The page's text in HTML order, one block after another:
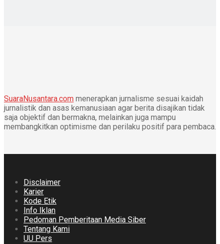
SuaraNusantara.com menerapkan jurnalisme sesuai kaidah
jurnalistik dan asas kemanusiaan agar berita disajikan tidak
saja objektif dan bermakna, melainkan juga mampu
membangkitkan optimisme dan perilaku positif para pembaca.
Disclaimer
Karier
Kode Etik
Info Iklan
Pedoman Pemberitaan Media Siber
Tentang Kami
UU Pers